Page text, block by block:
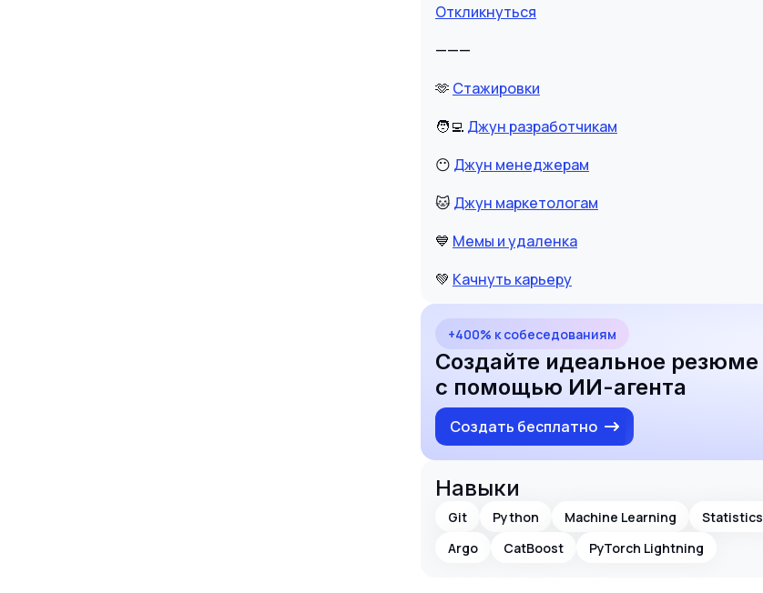
Откликнуться
———
🫶 Стажировки
🧑‍💻 Джун разработчикам
😶 Джун менеджерам
🐱 Джун маркетологам
💙 Мемы и удаленка
💚 Качнуть карьеру
+400% к собеседованиям
Создайте идеальное резюме
с помощью ИИ-агента
Создать бесплатно
Навыки
Git Python Machine Learning Statistics
Argo
CatBoost PyTorch Lightning